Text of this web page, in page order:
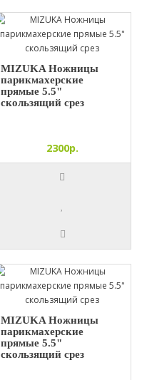
MIZUKA Ножницы
парикмахерские
прямые 5.5"
скользящий срез
2300р.
MIZUKA Ножницы
парикмахерские
прямые 5.5"
скользящий срез